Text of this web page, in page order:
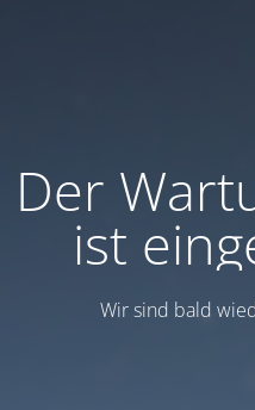
Der
ist
Wir sind bald